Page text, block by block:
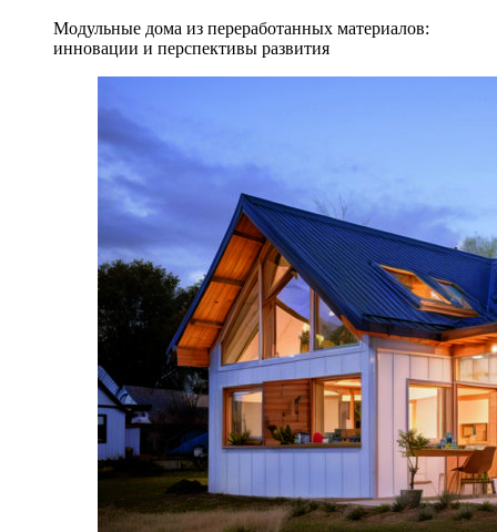
Модульные дома из переработанных материалов:
инновации и перспективы развития